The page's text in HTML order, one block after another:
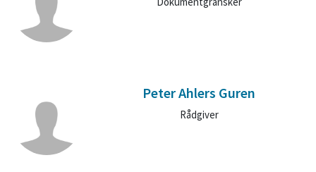
Peter Ahlers Guren
Rådgiver